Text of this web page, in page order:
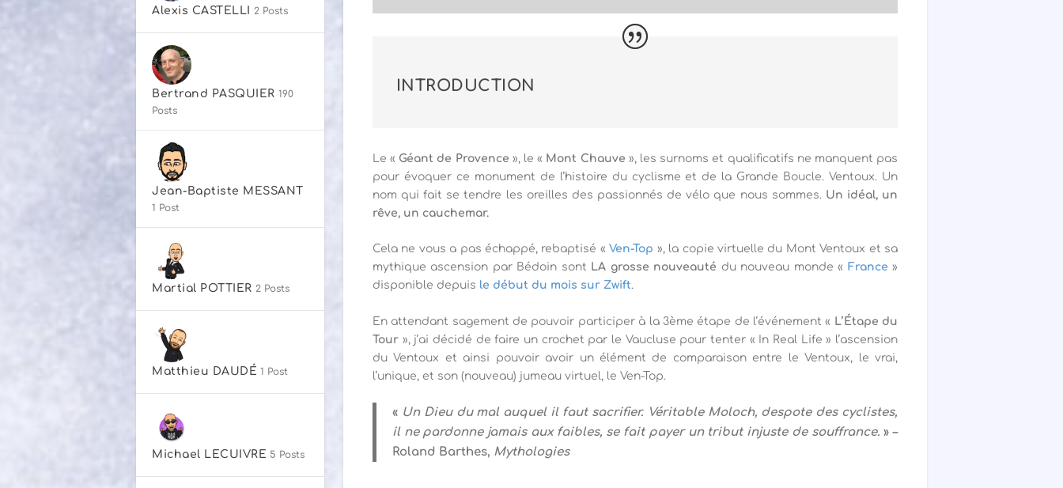
INTRODUCTION
Le « Géant de Provence », le « Mont Chauve », les surnoms et qualificatifs ne manquent pas
pour évoquer ce monument de l’histoire du cyclisme et de la Grande Boucle. Ventoux. Un
nom qui fait se tendre les oreilles des passionnés de vélo que nous sommes. Un idéal, un
rêve, un cauchemar.
Cela ne vous a pas échappé, rebaptisé «Ven-Top », la copie virtuelle du Mont Ventoux et sa
mythique ascension par Bédoin sont LA grosse nouveauté du nouveau monde « France »
disponible depuis le début du mois sur Zwift.
En attendant sagement de pouvoir participer à la 3ème étape de l’événement « L’Étape du
Tour», j’ai décidé de faire un crochet par le Vaucluse pour tenter « In Real Life » l’ascension
du Ventoux et ainsi pouvoir avoir un élément de comparaison entre le Ventoux, le vrai,
l’unique, et son (nouveau) jumeau virtuel, le Ven-Top.
« Un Dieu du mal auquel il faut sacrifier. Véritable Moloch, despote des cyclistes,
il ne pardonne jamais aux faibles, se fait payer un tribut injuste de souffrance. » –
Roland Barthes, Mythologies
Alexis CASTELLI 2 Posts
Bertrand PASQUIER 190
Posts
Jean-Baptiste MESSANT
1 Post
Martial POTTIER 2 Posts
Matthieu DAUDÉ 1 Post
Michael LECUIVRE 5 Posts